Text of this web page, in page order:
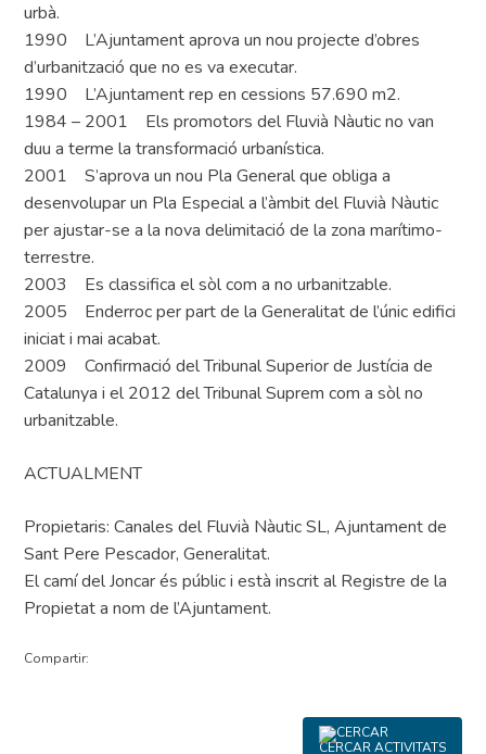
urbà.
1990 L’Ajuntament aprova un nou projecte d’obres
d’urbanització que no es va executar.
1990 L’Ajuntament rep en cessions 57.690 m2.
1984 – 2001 Els promotors del Fluvià Nàutic no van
duu a terme la transformació urbanística.
2001 S’aprova un nou Pla General que obliga a
desenvolupar un Pla Especial a l’àmbit del Fluvià Nàutic
per ajustar-se a la nova delimitació de la zona marítimo-
terrestre.
2003 Es classifica el sòl com a no urbanitzable.
2005 Enderroc per part de la Generalitat de l’únic edifici
iniciat i mai acabat.
2009 Confirmació del Tribunal Superior de Justícia de
Catalunya i el 2012 del Tribunal Suprem com a sòl no
urbanitzable.
ACTUALMENT
Propietaris: Canales del Fluvià Nàutic SL, Ajuntament de
Sant Pere Pescador, Generalitat.
El camí del Joncar és públic i està inscrit al Registre de la
Propietat a nom de l’Ajuntament.
Compartir:
CERCAR ACTIVITATS